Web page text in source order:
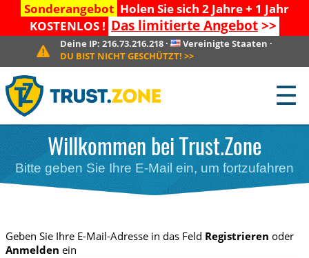
Sonderangebot Holen Sie sich 2 Jahre + 1 Jahr
KOSTENLOS ! Das limitierte Angebot>>
Deine IP: 216.73.216.218· Vereinigte Staaten ·
DU BIST NICHT GESCHÜTZT! >>
☰
Willkommen bei Trust.Zone
Bitte geben Sie Ihre E-Mail ein, um fortzufahren
Geben Sie Ihre E-Mail-Adresse in das Feld Registrieren oder
Anmelden ein